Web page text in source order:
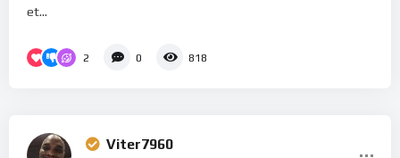
et...
2 0 818
Viter7960